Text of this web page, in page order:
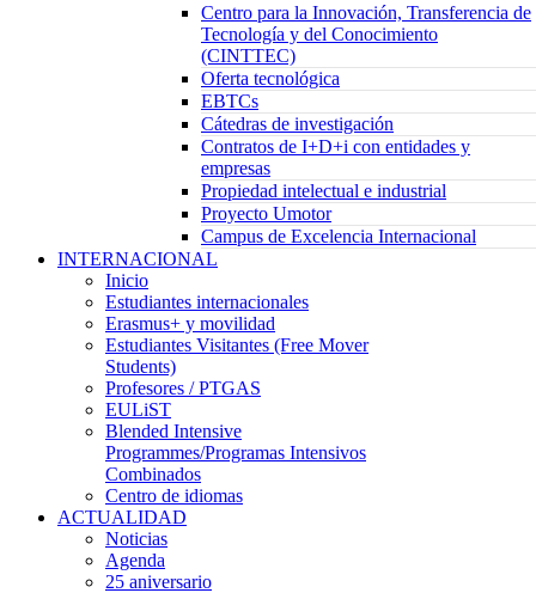
Centro para la Innovación, Transferencia de
Tecnología y del Conocimiento
(CINTTEC)
Oferta tecnológica
EBTCs
Cátedras de investigación
Contratos de I+D+i con entidades y
empresas
Propiedad intelectual e industrial
Proyecto Umotor
Campus de Excelencia Internacional
INTERNACIONAL
Inicio
Estudiantes internacionales
Erasmus+ y movilidad
Estudiantes Visitantes (Free Mover
Students)
Profesores / PTGAS
EULiST
Blended Intensive
Programmes/Programas Intensivos
Combinados
Centro de idiomas
ACTUALIDAD
Noticias
Agenda
25 aniversario